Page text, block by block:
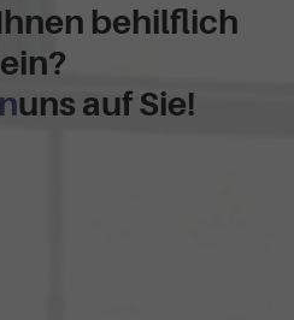
behilflich
uns auf Sie!